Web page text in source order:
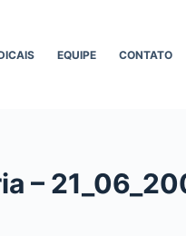
EQUIPE CONTATO
–